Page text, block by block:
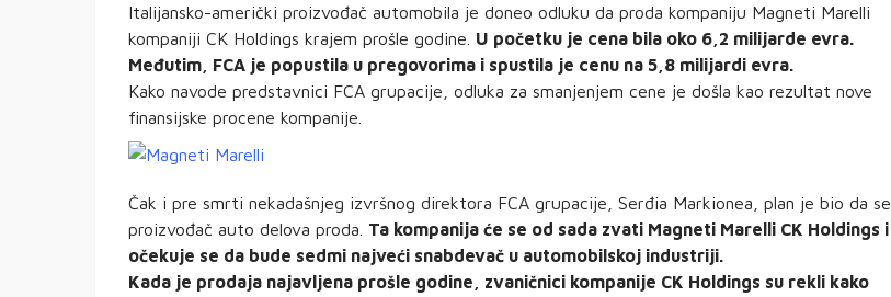
Italijansko-američki proizvođač automobila je doneo odluku da proda kompaniju Magneti Marelli
kompaniji CK Holdings krajem prošle godine. U početku je cena bila oko 6,2 milijarde evra.
Međutim, FCA je popustila u pregovorima i spustila je cenu na 5,8 milijardi evra.
Kako navode predstavnici FCA grupacije, odluka za smanjenjem cene je došla kao rezultat nove
finansijske procene kompanije.
Čak i pre smrti nekadašnjeg izvršnog direktora FCA grupacije, Serđia Markionea, plan je bio da se
proizvođač auto delova proda. Ta kompanija će se od sada zvati Magneti Marelli CK Holdings i
očekuje se da bude sedmi najveći snabdevač u automobilskoj industriji.
Kada je prodaja najavljena prošle godine, zvaničnici kompanije CK Holdings su rekli kako